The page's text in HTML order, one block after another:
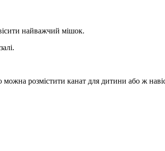
найважчий мішок.
розмістити канат для дитини або ж